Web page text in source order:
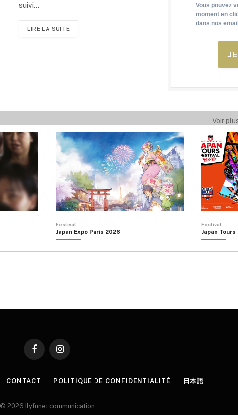
suivi…
LIRE LA SUITE
Vous pouvez
moment en
dans nos
Voir
Festival
Japan Expo Paris 2026
Festival
Japan
FacebookInstagram
CONTACT POLITIQUE DE CONFIDENTIALITÉ 日本語
© 2026 Ilyfunet communication